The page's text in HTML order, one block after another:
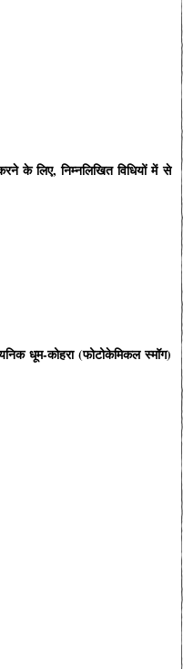
के लिए, निम्नलिखित विधियों में से
धूम-कोहरा (फोटोकेमिकल स्मॉग)